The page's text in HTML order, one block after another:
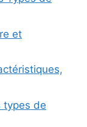
et
types de